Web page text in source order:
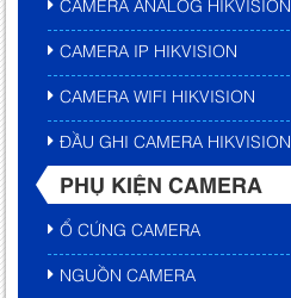
CAMERA IP HIKVISION
CAMERA WIFI HIKVISION
ĐẦU GHI CAMERA HIKVISION
PHỤ KIỆN CAMERA
Ổ CỨNG CAMERA
NGUỒN CAMERA